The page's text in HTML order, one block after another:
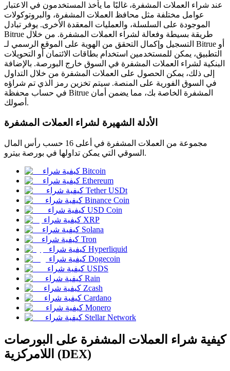
العقود الآجلة لـ COIN-M
العقود الآجلة للعملات المشفرة
TradFi
مشتقات الأسهم والعملات الأجنبية والمعادن الثمينة والسلع
العقود الآجلة USDC
نسخ التداول
انضم إلى أفضل المتداولين
عند شراء العملات المشفرة، غالبًا ما يأخذ المستخدمون في الاعتبار
عوامل مختلفة مثل محافظ العملات المشفرة، والبروتوكولات
الموجودة على السلسلة، والعمليات المعقدة الأخرى. يوفر تبادل
Bitrue طريقة بسيطة وفعالة لشراء العملات المشفرة. من خلال
التسجيل وإكمال التحقق من الهوية على الموقع الرسمي لـ Bitrue أو
التطبيق، يمكن للمستخدمين استخدام بطاقات الائتمان أو التحويلات
البنكية لشراء العملات المشفرة في السوق خارج البورصة. بالإضافة
إلى ذلك، يمكن الحصول على العملات المشفرة من خلال التداول
في السوق الفورية على المنصة. سيتم تخزين رمز الذي تم شراؤه
في حساب محفظة Bitrue المشفرة الخاصة بك، مما يضمن أمان
أصولك.
الأدلة الشهيرة لشراء العملات المشفرة
مجموعة من العملات المشفرة في أعلى 16 حسب رأس المال
السوقي التي يمكن تداولها في بورصة بيترو.
كيفية شراء Bitcoin
كيفية شراء Ethereum
كيفية شراء Tether USDt
كيفية شراء Binance Coin
كيفية شراء USD Coin
كيفية شراء XRP
كيفية شراء Solana
كيفية شراء Tron
كيفية شراء Hyperliquid
كيفية شراء Dogecoin
كيفية شراء USDS
كيفية شراء Rain
كيفية شراء Zcash
كيفية شراء Cardano
كيفية شراء Monero
كيفية شراء Stellar Network
كيفية شراء العملات المشفرة على البورصات
اللامركزية (DEX)